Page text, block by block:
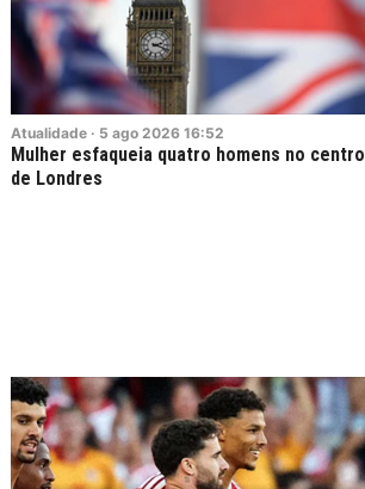
Atualidade · 5 ago 2026 16:52
Mulher esfaqueia quatro homens no centro
de Londres